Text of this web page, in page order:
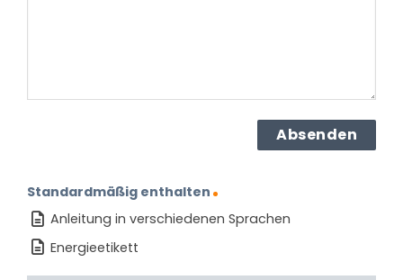
Standardmäßig enthalten
Anleitung in verschiedenen Sprachen
Energieetikett